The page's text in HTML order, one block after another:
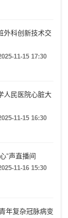
外科创新技术交
11-15 17:30
人民医院心脏大
11-15 16:30
”声直播间
11-16 15:30
年复杂冠脉病变